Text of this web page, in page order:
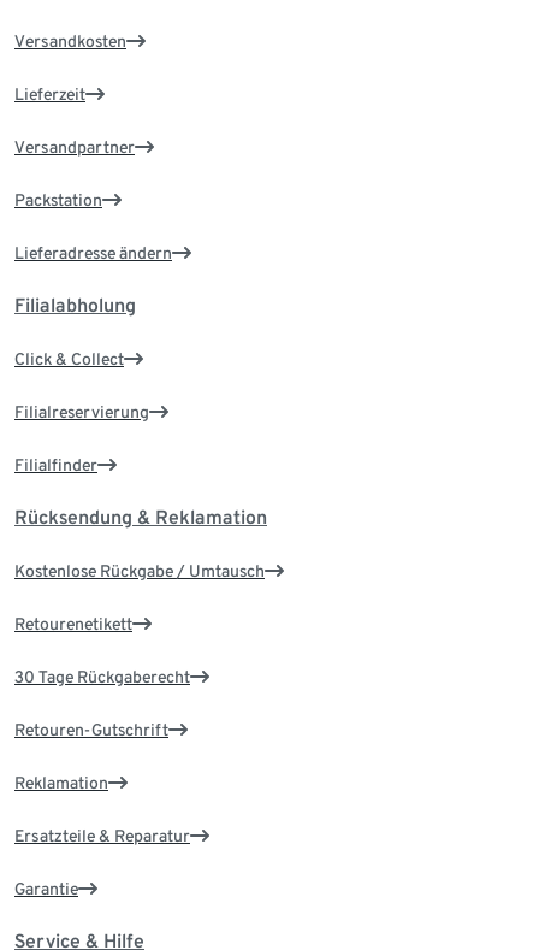
Versandkosten
Lieferzeit
Versandpartner
Packstation
Lieferadresse ändern
Filialabholung
Click & Collect
Filialreservierung
Filialfinder
Rücksendung & Reklamation
Kostenlose Rückgabe / Umtausch
Retourenetikett
30 Tage Rückgaberecht
Retouren-Gutschrift
Reklamation
Ersatzteile & Reparatur
Garantie
Service & Hilfe